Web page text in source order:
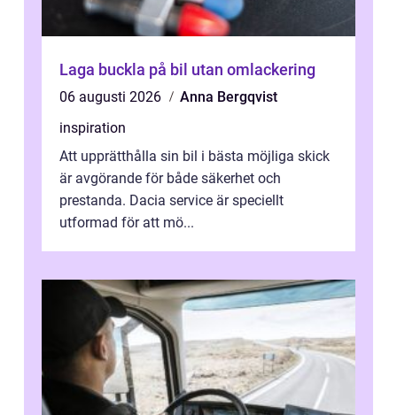
Laga buckla på bil utan omlackering
06 augusti 2026
Anna Bergqvist
inspiration
Att upprätthålla sin bil i bästa möjliga skick
är avgörande för både säkerhet och
prestanda. Dacia service är speciellt
utformad för att mö...